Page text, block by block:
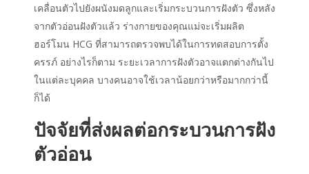
เคลื่อนตัวไปยังผนังมดลูกและเริ่มกระบวนการฝังตัว ซึ่งหลัง
จากตัวอ่อนฝังตัวแล้ว ร่างกายของคุณแม่จะเริ่มผลิต
ฮอร์โมน HCG ที่สามารถตรวจพบได้ในการทดสอบการตั้ง
ครรภ์ อย่างไรก็ตาม ระยะเวลาการฝังตัวอาจแตกต่างกันไป
ในแต่ละบุคคล บางคนอาจใช้เวลาน้อยกว่าหรือมากกว่านี้
ก็ได้
ปัจจัยที่ส่งผลต่อกระบวนการฝัง
ตัวอ่อน